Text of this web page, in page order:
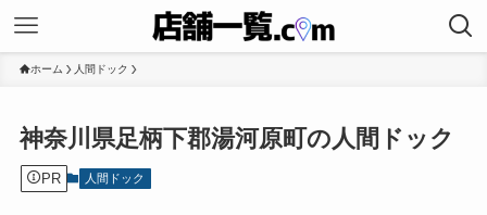
ホーム 人間ドック
神奈川県足柄下郡湯河原町の人間ドック
PR 人間ドック